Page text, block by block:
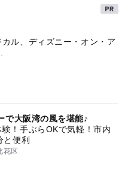
した。
ル、ディズニー・オン・ア
で大阪湾の風を堪能♪
！手ぶらOKで気軽！市内
と便利
花区